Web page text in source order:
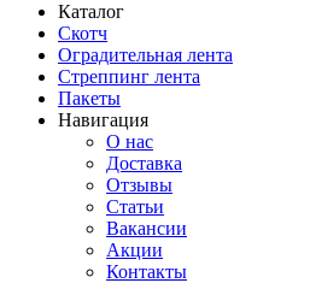
Каталог
Скотч
Оградительная лента
Стреппинг лента
Пакеты
Навигация
О нас
Доставка
Отзывы
Статьи
Вакансии
Акции
Контакты